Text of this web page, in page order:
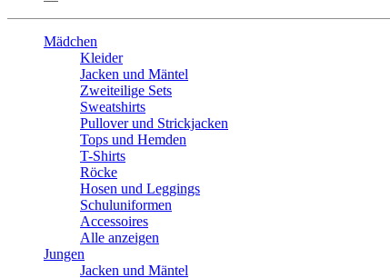
Mädchen
Kleider
Jacken und Mäntel
Zweiteilige Sets
Sweatshirts
Pullover und Strickjacken
Tops und Hemden
T-Shirts
Röcke
Hosen und Leggings
Schuluniformen
Accessoires
Alle anzeigen
Jungen
Jacken und Mäntel